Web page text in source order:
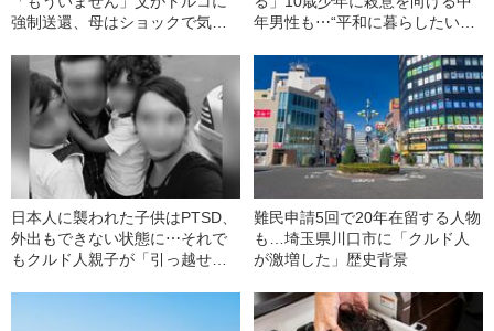
強制送還、母はショックで気
（15）の青春を壊した『入管の
残酷』
年男性も⋯“平和に暮らしたいだ
悪な日本人』
日本人に襲われた子供はPTSD、
外出もできない状態に⋯それで
もクルド人親子が「引っ越せな
難民申請5回で20年在留する人物
も…埼玉県川口市に「クルド人
が激増した」歴史背景